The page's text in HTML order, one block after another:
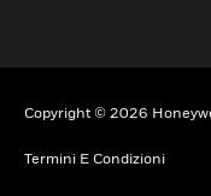
Copyright © 2026
Termini E Condizioni